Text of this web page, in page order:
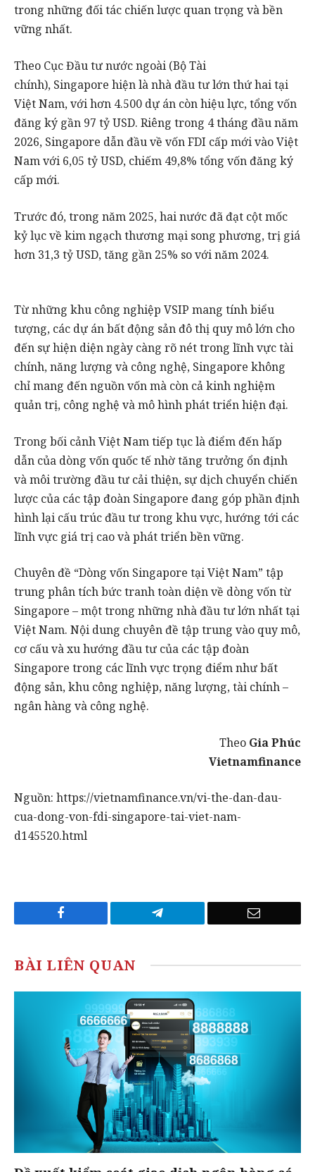
trong những đối tác chiến lược quan trọng và bền
vững nhất.
Theo Cục Đầu tư nước ngoài (Bộ Tài
chính), Singapore hiện là nhà đầu tư lớn thứ hai tại
Việt Nam, với hơn 4.500 dự án còn hiệu lực, tổng vốn
đăng ký gần 97 tỷ USD. Riêng trong 4 tháng đầu năm
2026, Singapore dẫn đầu về vốn FDI cấp mới vào Việt
Nam với 6,05 tỷ USD, chiếm 49,8% tổng vốn đăng ký
cấp mới.
Trước đó, trong năm 2025, hai nước đã đạt cột mốc
kỷ lục về kim ngạch thương mại song phương, trị giá
hơn 31,3 tỷ USD, tăng gần 25% so với năm 2024.
Từ những khu công nghiệp VSIP mang tính biểu
tượng, các dự án bất động sản đô thị quy mô lớn cho
đến sự hiện diện ngày càng rõ nét trong lĩnh vực tài
chính, năng lượng và công nghệ, Singapore không
chỉ mang đến nguồn vốn mà còn cả kinh nghiệm
quản trị, công nghệ và mô hình phát triển hiện đại.
Trong bối cảnh Việt Nam tiếp tục là điểm đến hấp
dẫn của dòng vốn quốc tế nhờ tăng trưởng ổn định
và môi trường đầu tư cải thiện, sự dịch chuyển chiến
lược của các tập đoàn Singapore đang góp phần định
hình lại cấu trúc đầu tư trong khu vực, hướng tới các
lĩnh vực giá trị cao và phát triển bền vững.
Chuyên đề “Dòng vốn Singapore tại Việt Nam” tập
trung phân tích bức tranh toàn diện về dòng vốn từ
Singapore – một trong những nhà đầu tư lớn nhất tại
Việt Nam. Nội dung chuyên đề tập trung vào quy mô,
cơ cấu và xu hướng đầu tư của các tập đoàn
Singapore trong các lĩnh vực trọng điểm như bất
động sản, khu công nghiệp, năng lượng, tài chính –
ngân hàng và công nghệ.
Theo Gia Phúc
Vietnamfinance
Nguồn: https://vietnamfinance.vn/vi-the-dan-dau-
cua-dong-von-fdi-singapore-tai-viet-nam-
d145520.html
Telegram Email
BÀI LIÊN QUAN